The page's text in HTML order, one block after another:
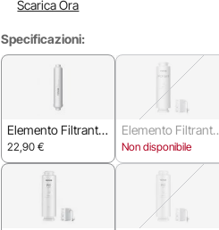
Scarica Ora
Specificazioni:
Elemento Filtrante
a Base Debole
22,90 €
Elemento Filtrante
Composito
Non disponibile